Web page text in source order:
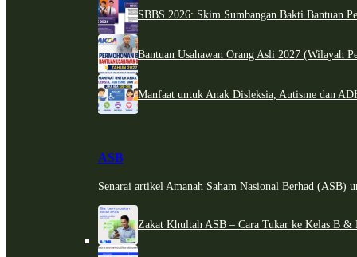
SBBS 2026: Skim Sumbangan Bakti Bantuan
Bantuan Usahawan Orang Asli 2027 (Wilayah
Manfaat untuk Anak Disleksia, Autisme dan
ASB
Senarai artikel Amanah Saham Nasional Berhad (ASB)
Zakat Khultah ASB – Cara Tukar ke Kelas B &